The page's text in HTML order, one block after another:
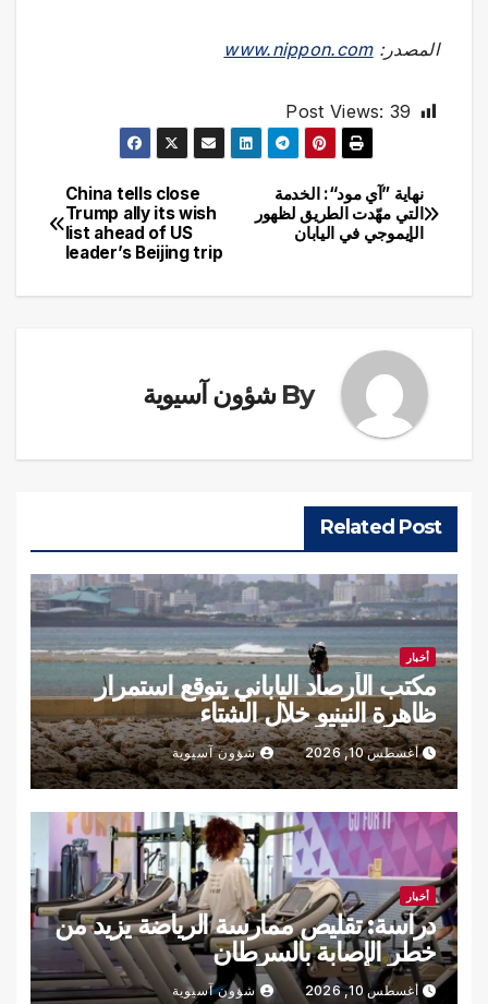
المصدر:www.nippon.com
Post Views: 39
تصفّح
المقالات
China tells close
Trump ally its wish
list ahead of US
leader’s Beijing trip
نهاية ”آي مود“: الخدمة
التي مهّدت الطريق لظهور
الإيموجي في اليابان
By شؤون آسيوية
Related Post
أخبار
مكتب الأرصاد الياباني يتوقع استمرار
ظاهرة النينيو خلال الشتاء
أغسطس 10, 2026 شؤون آسيوية
أخبار
دراسة: تقليص ممارسة الرياضة يزيد من
خطر الإصابة بالسرطان
أغسطس 10, 2026 شؤون آسيوية